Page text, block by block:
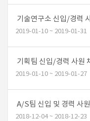
기술연구소 신입/경력
2019-01-10 ~ 2019-01-31
기획팀 신입/경력 사원
2019-01-10 ~ 2019-01-27
A/S팀 신입 및 경력 사
2018-12-04 ~ 2018-12-23